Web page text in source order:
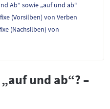
Ab“ sowie „auf und ab“
(Vorsilben) von Verben
(Nachsilben) von
und ab“? –